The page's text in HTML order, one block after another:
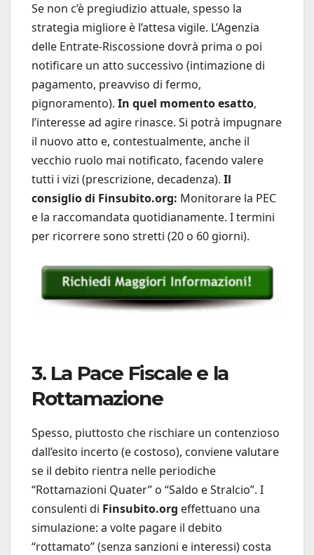
Se non c’è pregiudizio attuale, spesso la
strategia migliore è l’attesa vigile. L’Agenzia
delle Entrate-Riscossione dovrà prima o poi
notificare un atto successivo (intimazione di
pagamento, preavviso di fermo,
pignoramento). In quel momento esatto,
l’interesse ad agire rinasce. Si potrà impugnare
il nuovo atto e, contestualmente, anche il
vecchio ruolo mai notificato, facendo valere
tutti i vizi (prescrizione, decadenza). Il
consiglio di Finsubito.org: Monitorare la PEC
e la raccomandata quotidianamente. I termini
per ricorrere sono stretti (20 o 60 giorni).
3. La Pace Fiscale e la
Rottamazione
Spesso, piuttosto che rischiare un contenzioso
dall’esito incerto (e costoso), conviene valutare
se il debito rientra nelle periodiche
“Rottamazioni Quater” o “Saldo e Stralcio”. I
consulenti di Finsubito.org effettuano una
simulazione: a volte pagare il debito
“rottamato” (senza sanzioni e interessi) costa